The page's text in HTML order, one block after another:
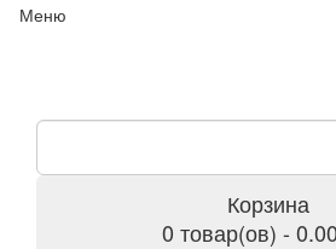
Меню
Корзина
0 товар(ов) -